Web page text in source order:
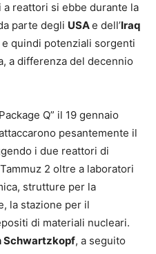
reattori si ebbe durante la
parte degli USAe dell’Iraq
e quindi potenziali sorgenti
a differenza del decennio
Q” il 19 gennaio
pesantemente il
i due reattori di
2 oltre a laboratori
strutture per la
la stazione per il
di materiali nucleari.
Schwartzkopf, a seguito